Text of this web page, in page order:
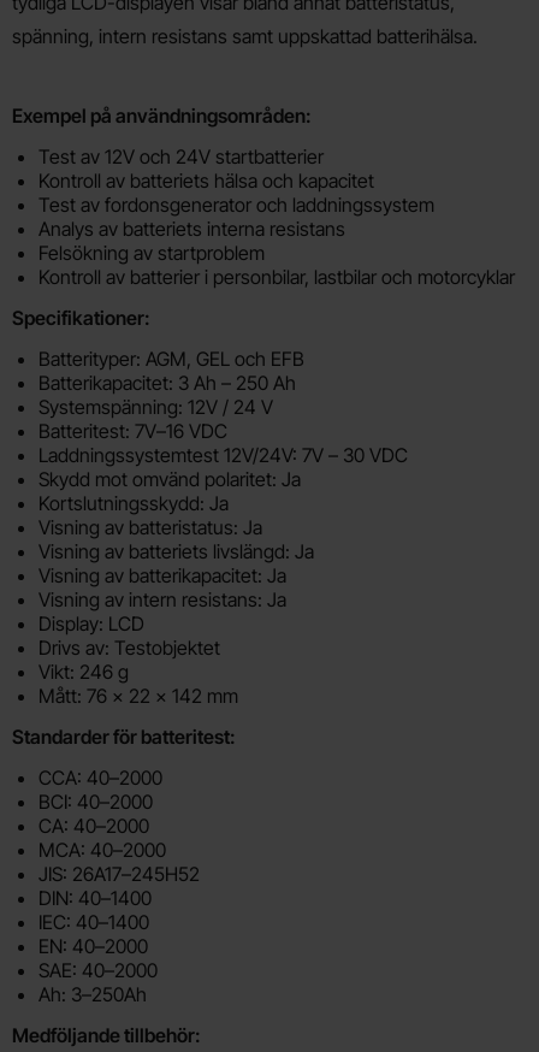
spänning, intern resistans samt uppskattad batterihälsa.
Exempel på användningsområden:
Test av 12V och 24V startbatterier
Kontroll av batteriets hälsa och kapacitet
Test av fordonsgenerator och laddningssystem
Analys av batteriets interna resistans
Felsökning av startproblem
Kontroll av batterier i personbilar, lastbilar och motorcyklar
Specifikationer:
Batterityper: AGM, GEL och EFB
Batterikapacitet: 3 Ah – 250 Ah
Systemspänning: 12V / 24 V
Batteritest: 7V–16 VDC
Laddningssystemtest 12V/24V: 7V – 30 VDC
Skydd mot omvänd polaritet: Ja
Kortslutningsskydd: Ja
Visning av batteristatus: Ja
Visning av batteriets livslängd: Ja
Visning av batterikapacitet: Ja
Visning av intern resistans: Ja
Display: LCD
Drivs av: Testobjektet
Vikt: 246 g
Mått: 76 x 22 x 142 mm
Standarder för batteritest:
CCA: 40–2000
BCI: 40–2000
CA: 40–2000
MCA: 40–2000
JIS: 26A17–245H52
DIN: 40–1400
IEC: 40–1400
EN: 40–2000
SAE: 40–2000
Ah: 3–250Ah
Medföljande tillbehör: